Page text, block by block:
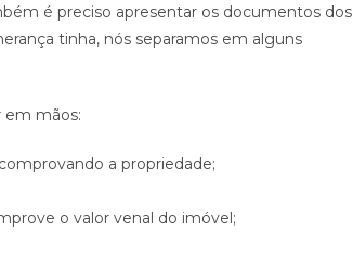
é preciso apresentar os documentos dos
tinha, nós separamos em alguns
em mãos:
a propriedade;
o valor venal do imóvel;